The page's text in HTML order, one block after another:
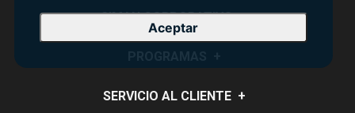
Aceptar
SIMAN CORPORATIVO +
Monedero
SERVICIO AL CLIENTE +